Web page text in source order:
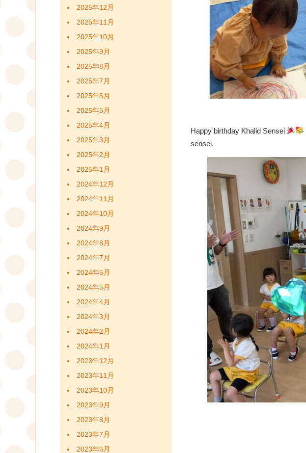
2025年12月
2025年11月
2025年10月
2025年9月
2025年8月
2025年7月
2025年6月
2025年5月
2025年4月
2025年3月
2025年2月
2025年1月
2024年12月
2024年11月
2024年10月
2024年9月
2024年8月
2024年7月
2024年6月
2024年5月
2024年4月
2024年3月
2024年2月
2024年1月
2023年12月
2023年11月
2023年10月
2023年9月
2023年8月
2023年7月
2023年6月
Happy birthday Khalid Sensei
sensei.